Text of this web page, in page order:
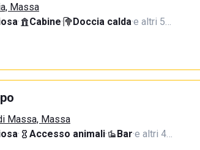
Massa
· Cabine· Doccia calda·e altri 5…
Massa, Massa
· Accesso animali· Bar·e altri 4…